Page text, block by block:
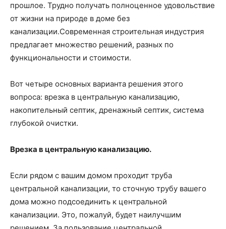
прошлое. Трудно получать полноценное удовольствие
от жизни на природе в доме без
канализации.Современная строительная индустрия
предлагает множество решений, разных по
функциональности и стоимости.
Вот четыре основных варианта решения этого
вопроса: врезка в центральную канализацию,
накопительный септик, дренажный септик, система
глубокой очистки.
Врезка в центральную канализацию.
Если рядом с вашим домом проходит труба
центральной канализации, то сточную трубу вашего
дома можно подсоединить к центральной
канализации. Это, пожалуй, будет наилучшим